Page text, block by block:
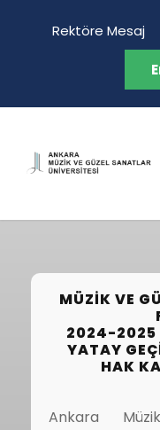
Rektöre Mesaj
MÜZIK VE
2024-2025
YATAY
HAK
Ankara